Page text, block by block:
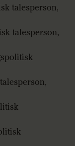
talesperson,
talesperson,